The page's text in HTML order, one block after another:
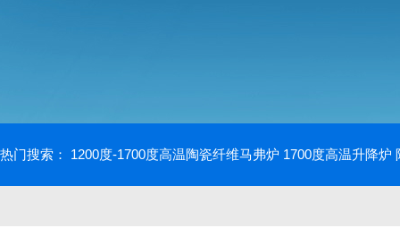
热门搜索： 1200度-1700度高温陶瓷纤维马弗炉 1700度高温升降炉